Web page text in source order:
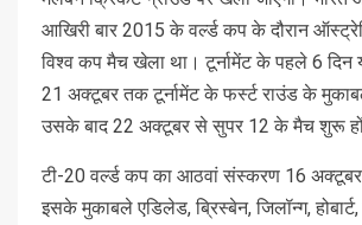
आखिरी बार 2015 के वर्ल्ड कप के दौरान
विश्व कप मैच खेला था। टूर्नामेंट के पहले 6 दिन
21 अक्टूबर तक टूर्नामेंट के फर्स्ट राउंड के
उसके बाद 22 अक्टूबर से सुपर 12 के मैच शुरू
टी-20 वर्ल्ड कप का आठवां संस्करण 16
इसके मुकाबले एडिलेड, ब्रिस्बेन, जिलॉन्ग,